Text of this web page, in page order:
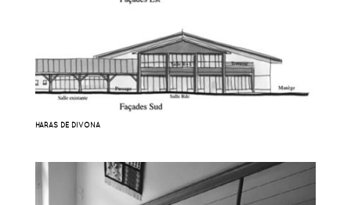
HARAS DE DIVONA